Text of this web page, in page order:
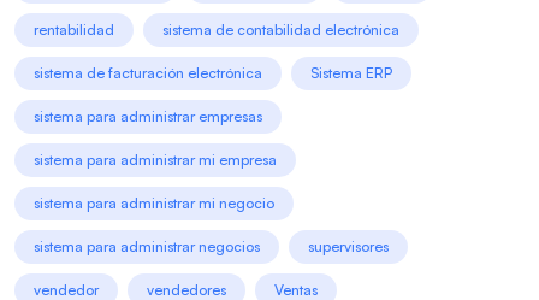
rentabilidad sistema de contabilidad electrónica
sistema de facturación electrónica Sistema ERP
sistema para administrar empresas
sistema para administrar mi empresa
sistema para administrar mi negocio
sistema para administrar negocios supervisores
vendedor vendedores Ventas